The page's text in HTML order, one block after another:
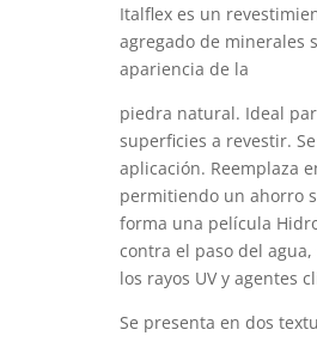
Italflex es un
agregado de minerales
apariencia de la
piedra natural. Ideal
superficies a revestir.
aplicación. Reemplaza
permitiendo un ahorro
forma una película
contra el paso del
los rayos UV y agentes
Se presenta en dos